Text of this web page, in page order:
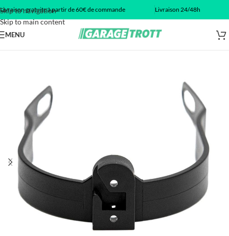
Skip to navigation
Skip to main content
Livraison gratuite à partir de 60€ de commande Livraison 24/48h
MENU